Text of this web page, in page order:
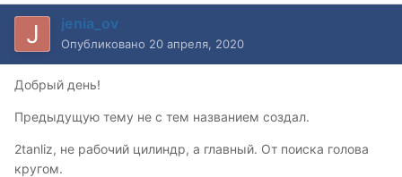
jenia_ov
Опубликовано 20 апреля, 2020
Добрый день!
Предыдущую тему не с тем названием создал.
2tanliz, не рабочий цилиндр, а главный. От поиска голова
кругом.